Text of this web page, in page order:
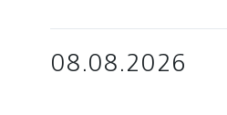
08.08.2026